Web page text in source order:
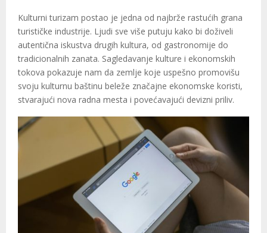
Kulturni turizam postao je jedna od najbrže rastućih grana
turističke industrije. Ljudi sve više putuju kako bi doživeli
autentična iskustva drugih kultura, od gastronomije do
tradicionalnih zanata. Sagledavanje kulture i ekonomskih
tokova pokazuje nam da zemlje koje uspešno promovišu
svoju kulturnu baštinu beleže značajne ekonomske koristi,
stvarajući nova radna mesta i povećavajući devizni priliv.